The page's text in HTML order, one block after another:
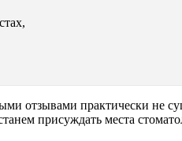
отзывами практически не
присуждать места